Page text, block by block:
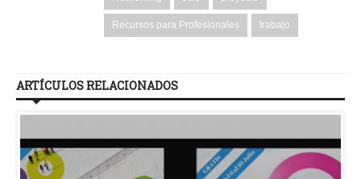
Recursos para Profesionales trabajo
ARTÍCULOS RELACIONADOS